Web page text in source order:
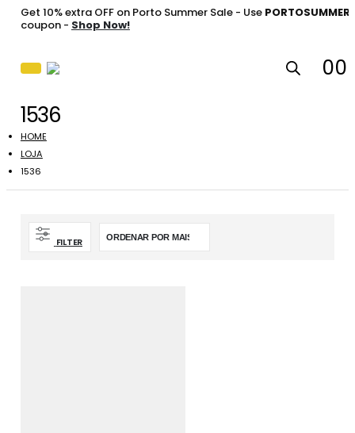
Get 10% extra OFF on Porto Summer Sale - Use PORTOSUMMER
coupon - Shop Now!
00
1536
HOME
LOJA
1536
FILTER